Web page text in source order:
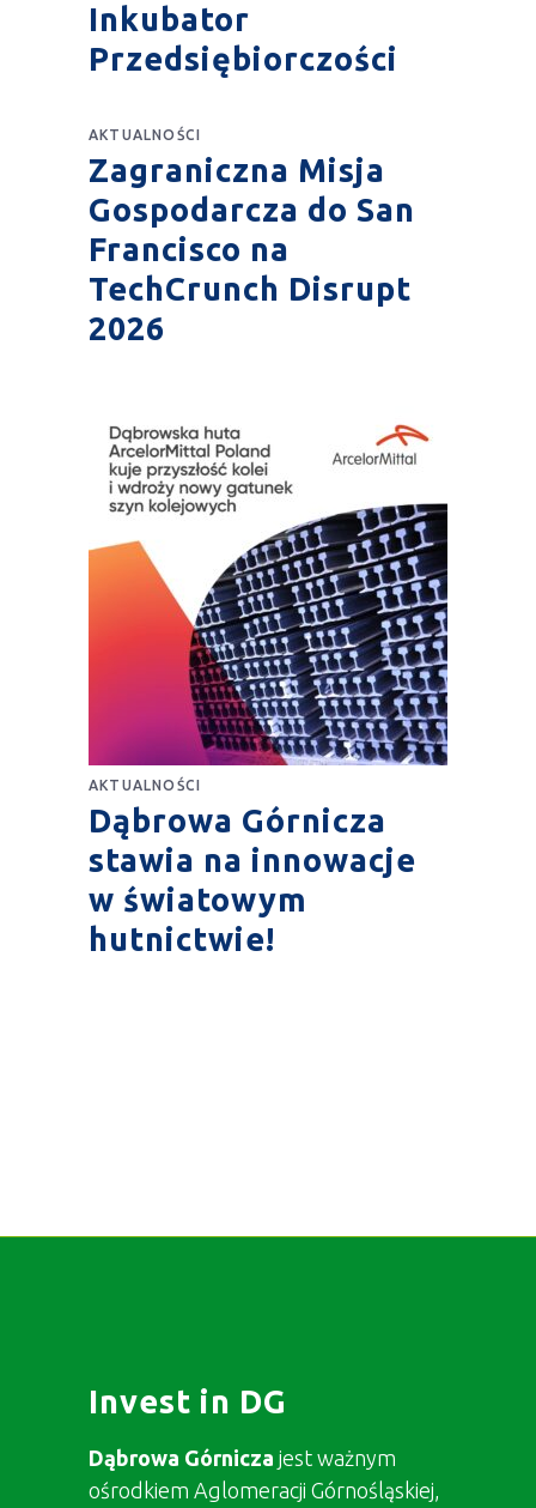
Inkubator
Przedsiębiorczości
AKTUALNOŚCI
Zagraniczna Misja
Gospodarcza do San
Francisco na
TechCrunch Disrupt
2026
AKTUALNOŚCI
Dąbrowa Górnicza
stawia na innowacje
w światowym
hutnictwie!
Invest in DG
Dąbrowa Górnicza jest ważnym
ośrodkiem Aglomeracji Górnośląskiej,